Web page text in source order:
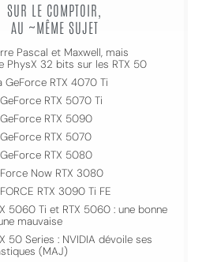
SUR LE COMPTOIR,
AU ~MÊME SUJET
Pascal et Maxwell, mais
PhysX 32 bits sur les RTX 50
GeForce RTX 4070 Ti
RTX 5070 Ti
RTX 5090
RTX 5070
RTX 5080
Now RTX 3080
RTX 3090 Ti FE
5060 Ti et RTX 5060 : une bonne
mauvaise
50 Series : NVIDIA dévoile ses
(MAJ)